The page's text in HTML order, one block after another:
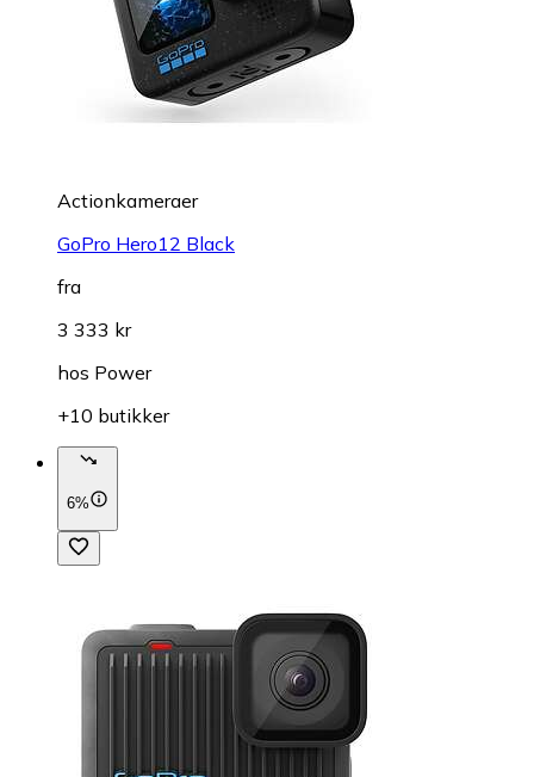
Actionkameraer
GoPro Hero12 Black
fra
3 333 kr
hos Power
+10 butikker
6%